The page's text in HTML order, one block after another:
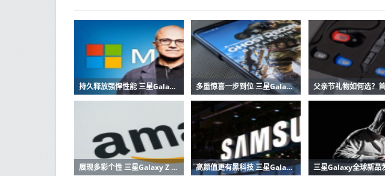
持久释放强悍性能 三星Galaxy S23 Ultra获权威机构认可 多重惊喜一步到位 三星Galaxy S23 Ultra开启夏日专属礼遇
展现多彩个性 三星Galaxy Z Flip4成为夏季潮流密码 高颜值更有黑科技 三星Galaxy S23系列打造无短板旗舰